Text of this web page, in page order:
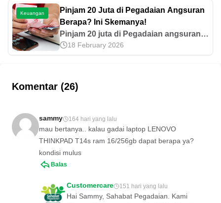
berikut!
Keuangan
Pinjam 20 Juta di Pegadaian Angsuran
Berapa? Ini Skemanya!
Pinjam 20 juta di Pegadaian angsuran
berapa? Simak dulu estimasi cicilan,
pilihan tenor, dan skema pembayaran
18 February 2026
Komentar (26)
sammy 164 hari yang lalu
mau bertanya.. kalau gadai laptop LENOVO
THINKPAD T14s ram 16/256gb dapat berapa ya?
kondisi mulus
Balas
Customercare 151 hari yang lalu
Hai Sammy, Sahabat Pegadaian. Kami